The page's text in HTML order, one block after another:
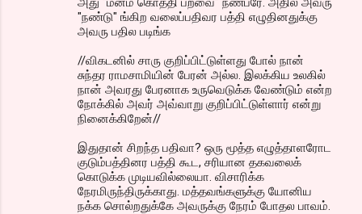
"நண்டு" ங்கிற வலைப்பதிவர பத்தி எழுதினதுக்கு
அவரு பதில படிங்க
//விகடனில் சாரு குறிப்பிட்டுள்ளது போல் நான்
சுந்தர ராமசாமியின் பேரன் அல்ல. இலக்கிய உலகில்
நான் அவரது பேரனாக உருவெடுக்க வேண்டும் என்ற
நோக்கில் அவர் அவ்வாறு குறிப்பிட்டுள்ளார் என்று
நினைக்கிறேன்//
இதுதான் சிறந்த பதிவா? ஒரு மூத்த எழுத்தாளரோட
குடும்பத்தினர பத்தி கூட, சரியான தகவலைக்
கொடுக்க முடியவில்லையா. விசாரிக்க
நேரமிருந்திருக்காது. மத்தவங்களுக்கு யோனிய
நக்க சொல்றதுக்கே அவருக்கு நேரம் போதல பாவம்.